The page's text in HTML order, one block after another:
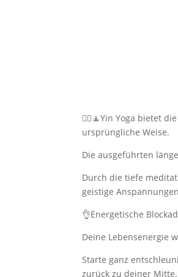
🧘‍♀️🧘Yin Yoga bietet
ursprüngliche Weise.
Die ausgeführten
Durch die tiefe
geistige
👌Energetische
Deine Lebensenergie
Starte ganz
zurück zu deiner Mitte.